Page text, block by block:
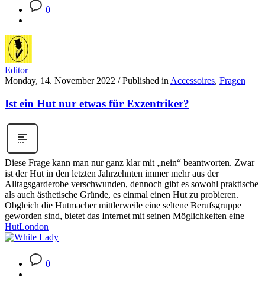
0
Editor
Monday, 14. November 2022 / Published in Accessoires, Fragen
Ist ein Hut nur etwas für Exzentriker?
Diese Frage kann man nur ganz klar mit „nein“ beantworten. Zwar
ist der Hut in den letzten Jahrzehnten immer mehr aus der
Alltagsgarderobe verschwunden, dennoch gibt es sowohl praktische
als auch ästhetische Gründe, es einmal einen Hut zu probieren.
Obgleich die Hutmacher mittlerweile eine seltene Berufsgruppe
geworden sind, bietet das Internet mit seinen Möglichkeiten eine
HutLondon
0